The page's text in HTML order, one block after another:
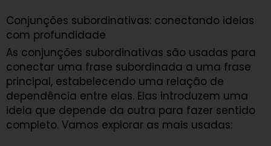
Conjunções subordinativas: conectando ideias
com profundidade
As conjunções subordinativas são usadas para
conectar uma frase subordinada a uma frase
principal, estabelecendo uma relação de
dependência entre elas. Elas introduzem uma
ideia que depende da outra para fazer sentido
completo. Vamos explorar as mais usadas: